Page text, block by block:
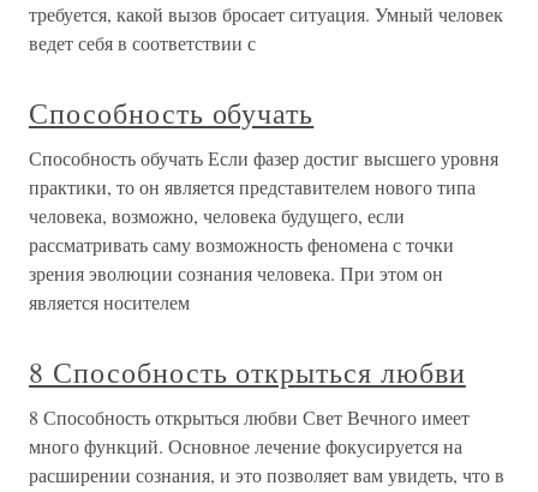
требуется, какой вызов бросает ситуация. Умный человек
ведет себя в соответствии с
Способность обучать
Способность обучать Если фазер достиг высшего уровня
практики, то он является представителем нового типа
человека, возможно, человека будущего, если
рассматривать саму возможность феномена с точки
зрения эволюции сознания человека. При этом он
является носителем
8 Способность открыться любви
8 Способность открыться любви Свет Вечного имеет
много функций. Основное лечение фокусируется на
расширении сознания, и это позволяет вам увидеть, что в